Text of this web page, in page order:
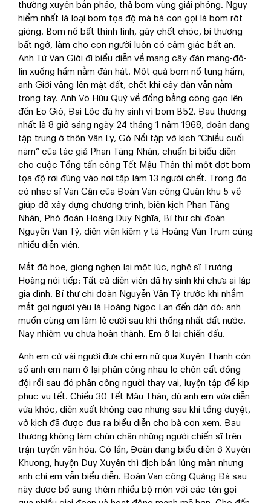
thường xuyên bắn pháo, thả bom vùng giải phóng. Nguy
hiểm nhất là loại bom tọa độ mà bà con gọi là bom rớt
gióng. Bom nổ bất thình lình, gây chết chóc, bị thương
bất ngờ, làm cho con người luôn có cảm giác bất an.
Anh Từ Văn Giới đi biểu diễn về mang cây đàn măng-đô-
lin xuống hầm nằm đàn hát. Một quả bom nổ tung hầm,
anh Giới văng lên mặt đất, chết khi cây đàn vẫn nằm
trong tay. Anh Võ Hữu Quý về đồng bằng cõng gạo lên
đến Eo Gió, Đại Lộc đã hy sinh vì bom B52. Đau thương
nhất là 8 giờ sáng ngày 24 tháng 1 năm 1968, đoàn đang
tập trung ở thôn Vân Ly, Gò Nổi tập vở kịch “Chiều cuối
năm” của tác giả Phan Tăng Nhân, chuẩn bị biểu diễn
cho cuộc Tổng tấn công Tết Mậu Thân thì một đợt bom
tọa độ rơi đúng vào nơi tập làm 13 người chết. Trong đó
có nhạc sĩ Văn Cận của Đoàn Văn công Quân khu 5 về
giúp đỡ xây dựng chương trình, biên kịch Phan Tăng
Nhân, Phó đoàn Hoàng Duy Nghĩa, Bí thư chi đoàn
Nguyễn Văn Tỷ, diễn viên kiêm y tá Hoàng Văn Trum cùng
nhiều diễn viên.
Mắt đỏ hoe, giọng nghẹn lại một lúc, nghệ sĩ Trường
Hoàng nói tiếp: Tất cả diễn viên đã hy sinh khi chưa ai lập
gia đình. Bí thư chi đoàn Nguyễn Văn Tỷ trước khi nhắm
mắt gọi người yêu là Hoàng Ngọc Lan đến dặn dò: anh
muốn cùng em làm lễ cưới sau khi thống nhất đất nước.
Nay nhiệm vụ chưa hoàn thành. Em ở lại chiến đấu.
Anh em cử vài người đưa chị em nữ qua Xuyên Thanh còn
số anh em nam ở lại phân công nhau lo chôn cất đồng
đội rồi sau đó phân công người thay vai, luyện tập để kịp
phục vụ tết. Chiều 30 Tết Mậu Thân, dù anh em vừa diễn
vừa khóc, diễn xuất không cao nhưng sau khi tổng duyệt,
vở kịch đã được đưa ra biểu diễn cho bà con xem. Đau
thương không làm chùn chân những người chiến sĩ trên
trận tuyến văn hóa. Có lần, Đoàn đang biểu diễn ở Xuyên
Khương, huyện Duy Xuyên thì địch bắn lủng màn nhưng
anh chị em vẫn biểu diễn. Đoàn Văn công Quảng Đà sau
này được bổ sung thêm nhiều bộ môn với các tên gọi